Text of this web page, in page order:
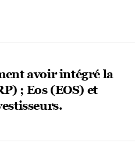
avoir intégré la
; Eos (EOS) et